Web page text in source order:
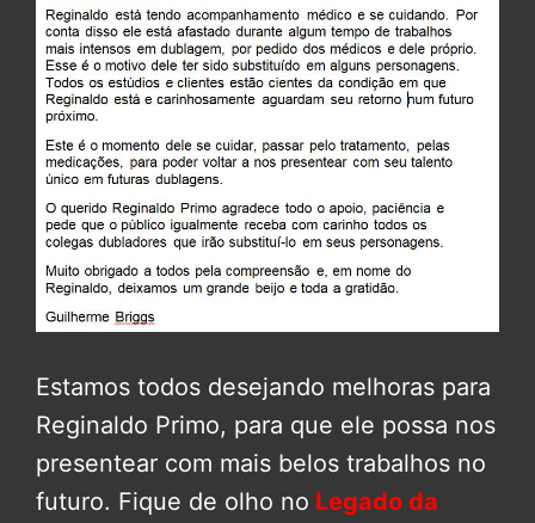
Estamos todos desejando melhoras para
Reginaldo Primo, para que ele possa nos
presentear com mais belos trabalhos no
futuro. Fique de olho no Legado da